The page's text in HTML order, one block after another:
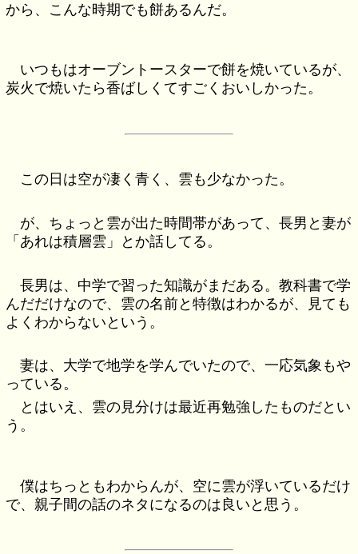
から、こんな時期でも餅あるんだ。
いつもはオーブントースターで餅を焼いているが、
炭火で焼いたら香ばしくてすごくおいしかった。
この日は空が凄く青く、雲も少なかった。
が、ちょっと雲が出た時間帯があって、長男と妻が
「あれは積層雲」とか話してる。
長男は、中学で習った知識がまだある。教科書で学
んだだけなので、雲の名前と特徴はわかるが、見ても
よくわからないという。
妻は、大学で地学を学んでいたので、一応気象もや
っている。
とはいえ、雲の見分けは最近再勉強したものだとい
う。
僕はちっともわからんが、空に雲が浮いているだけ
で、親子間の話のネタになるのは良いと思う。